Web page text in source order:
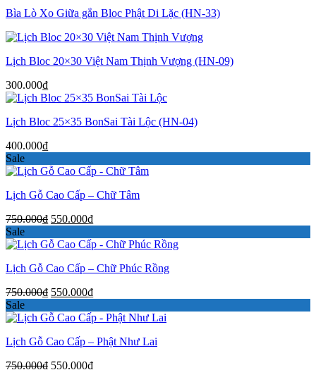
Bìa Lò Xo Giữa gắn Bloc Phật Di Lặc (HN-33)
Lịch Bloc 20×30 Việt Nam Thịnh Vượng (HN-09)
300.000₫
Lịch Bloc 25×35 BonSai Tài Lộc (HN-04)
400.000₫
Sale
Lịch Gỗ Cao Cấp – Chữ Tâm
750.000₫ Giá
là:
550.000₫Giá
tại
550.000₫.
Sale
Lịch Gỗ Cao Cấp – Chữ Phúc Rồng
750.000₫ Giá
là:
550.000₫Giá
tại
550.000₫.
Sale
Lịch Gỗ Cao Cấp – Phật Như Lai
750.000₫ Giá
550.000₫Giá